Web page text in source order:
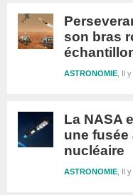
son bras
Il
ASTRONOMIE
La NASA
une
nucléaire
Il
ASTRONOMIE